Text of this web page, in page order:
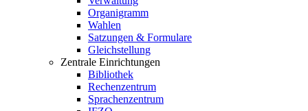
Organigramm
Wahlen
Satzungen & Formulare
Gleichstellung
Zentrale Einrichtungen
Bibliothek
Rechenzentrum
Sprachenzentrum